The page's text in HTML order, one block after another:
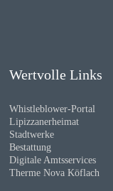
Wertvolle Links
Whistleblower-Portal
Lipizzanerheimat
Stadtwerke
Bestattung
Digitale Amtsservices
Therme Nova Köflach